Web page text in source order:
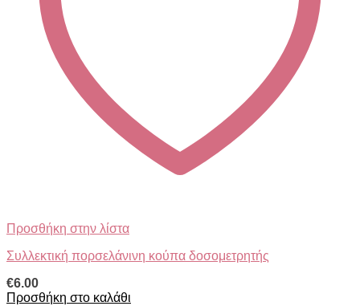
Προσθήκη στην λίστα
Συλλεκτική πορσελάνινη κούπα δοσομετρητής
€6.00
Προσθήκη στο καλάθι